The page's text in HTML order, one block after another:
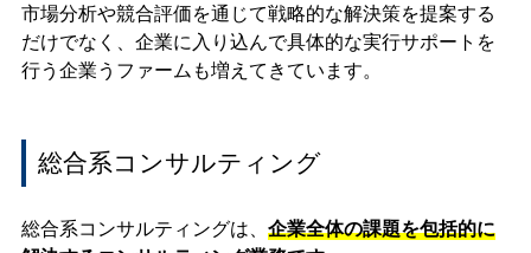
市場分析や競合評価を通じて戦略的な解決策を提案する
だけでなく、企業に入り込んで具体的な実行サポートを
行う企業うファームも増えてきています。
総合系コンサルティング
総合系コンサルティングは、 企業全体の課題を包括的に